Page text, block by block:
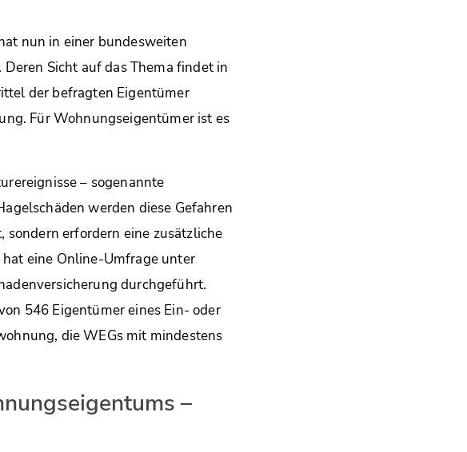
nun in einer bundesweiten
Sicht auf das Thema findet in
der befragten Eigentümer
Für Wohnungseigentümer ist es
– sogenannte
werden diese Gefahren
sondern erfordern eine zusätzliche
eine Online-Umfrage unter
durchgeführt.
546 Eigentümer eines Ein- oder
die WEGs mit mindestens
–